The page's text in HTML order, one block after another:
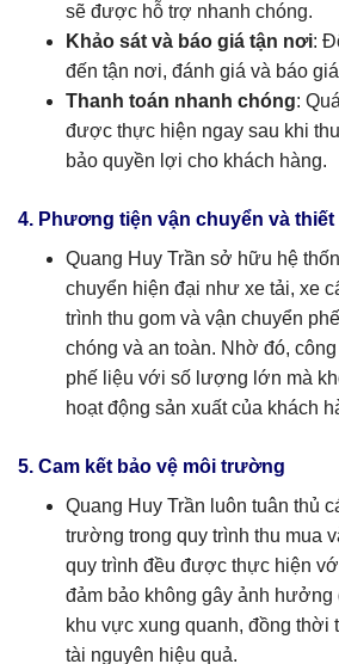
sẽ được hỗ trợ nhanh chóng.
Khảo sát và báo giá tận nơi:
đến tận nơi, đánh giá và báo
Thanh toán nhanh chóng:
được thực hiện ngay sau khi
bảo quyền lợi cho khách hàng.
4. Phương tiện vận chuyển và thiết
Quang Huy Trần sở hữu hệ
chuyển hiện đại như xe tải, xe
trình thu gom và vận chuyển
chóng và an toàn. Nhờ đó,
phế liệu với số lượng lớn mà
hoạt động sản xuất của khách
5. Cam kết bảo vệ môi trường
Quang Huy Trần luôn tuân thủ
trường trong quy trình thu mua
quy trình đều được thực hiện
đảm bảo không gây ảnh
khu vực xung quanh, đồng thời
tài nguyên hiệu quả.